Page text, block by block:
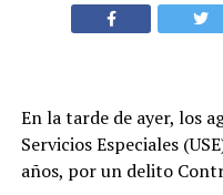
En la tarde de ayer, los
Servicios Especiales
años, por un delito